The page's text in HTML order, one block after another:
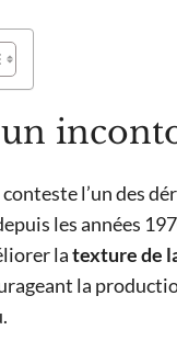
l’un des
les années
latexture de
la